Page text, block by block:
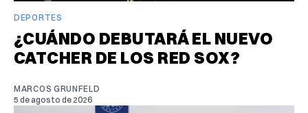
DEPORTES
¿CUÁNDO DEBUTARÁ EL NUEVO
CATCHER DE LOS RED SOX?
MARCOS GRUNFELD
5 de agosto de 2026